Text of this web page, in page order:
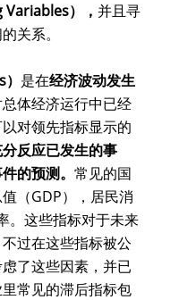
）， 并且寻
关系。
是在经济波动发生
体经济运行中已经
对领先指标显示的
反应已发生的事
的预测。 常见的国
（GDP），居民消
。这些指标对于未来
过在这些指标被公
了这些因素，并已
常见的滞后指标包